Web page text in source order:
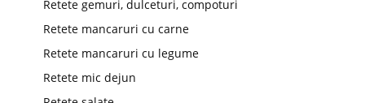
Retete gemuri, dulceturi, compoturi
Retete mancaruri cu carne
Retete mancaruri cu legume
Retete mic dejun